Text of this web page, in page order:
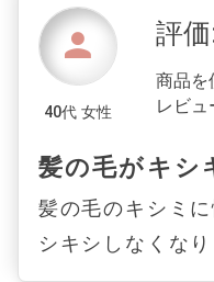
person
40代 女性
評
商品を
レビュ
髪の毛がキシ
髪の毛のキシミ
シキシしなくなり